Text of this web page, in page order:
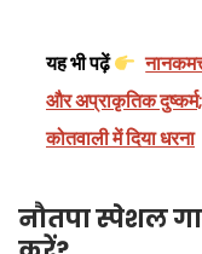
यह भी पढ़ें
और अप्राकृतिक
कोतवाली में दिया धरना
नौतपा स्पेशल